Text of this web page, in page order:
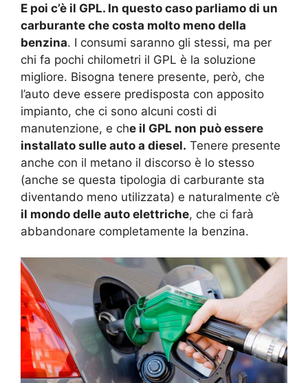
E poi c’è il GPL. In questo caso parliamo di un
carburante che costa molto meno della
benzina. I consumi saranno gli stessi, ma per
chi fa pochi chilometri il GPL è la soluzione
migliore. Bisogna tenere presente, però, che
l’auto deve essere predisposta con apposito
impianto, che ci sono alcuni costi di
manutenzione, e che il GPL non può essere
installato sulle auto a diesel. Tenere presente
anche con il metano il discorso è lo stesso
(anche se questa tipologia di carburante sta
diventando meno utilizzata) e naturalmente c’è
il mondo delle auto elettriche, che ci farà
abbandonare completamente la benzina.